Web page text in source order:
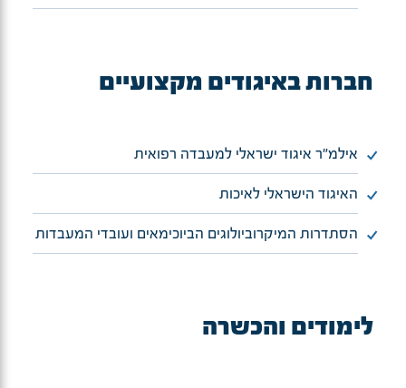
חברות באיגודים מקצועיים
אילמ"ר איגוד ישראלי למעבדה רפואית
האיגוד הישראלי לאיכות
הסתדרות המיקרוביולוגים הביוכימאים ועובדי המעבדות
לימודים והכשרה